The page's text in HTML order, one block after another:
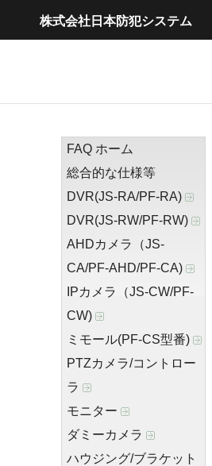
株式会社日本防犯システム
FAQ ホーム
総合的な仕様等
DVR(JS-RA/PF-RA)
DVR(JS-RW/PF-RW)
AHDカメラ（JS-
CA/PF-AHD/PF-CA)
IPカメラ（JS-CW/PF-
CW)
ミモール(PF-CS型番)
PTZカメラ/コントロー
ラ
モニター
ダミーカメラ
ハウジング/ブラケット